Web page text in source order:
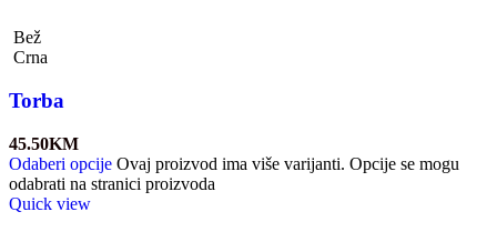
Bež
Crna
Torba
45.50KM
Odaberi opcije Ovaj proizvod ima više varijanti. Opcije se mogu
odabrati na stranici proizvoda
Quick view